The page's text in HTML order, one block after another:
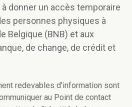
donner un accès temporaire
personnes physiques à
Belgique (BNB) et aux
de change, de crédit et
redevables d'information sont
au Point de contact